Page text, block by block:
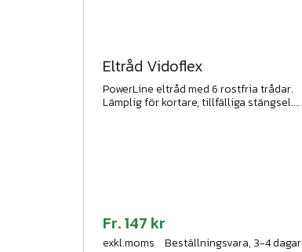
Eltråd Vidoflex
PowerLine eltråd med 6 rostfria trådar.
Lämplig för kortare, tillfälliga stängsel.
Fr.147 kr
exkl.moms Beställningsvara, 3-4 dagar